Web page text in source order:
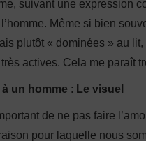
suivant une expression
Même si bien
plutôt « dominées » au
actives. Cela me paraît
un homme : Le visuel
de ne pas faire
pour laquelle nous